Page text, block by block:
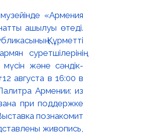
«Армения
ашылуы өтеді.
Құрметті
суретшілерінің
және сәндік-
августа в 16:00 в
Армении: из
при поддержке
познакомит
живопись,